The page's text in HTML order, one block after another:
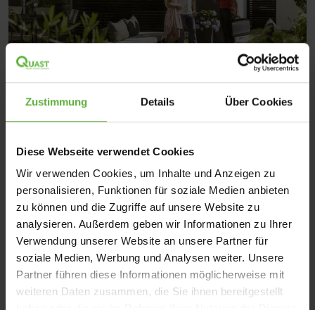
Zustimmung Details Über Cookies
Diese Webseite verwendet Cookies
Wir verwenden Cookies, um Inhalte und Anzeigen zu
personalisieren, Funktionen für soziale Medien anbieten
zu können und die Zugriffe auf unsere Website zu
analysieren. Außerdem geben wir Informationen zu Ihrer
Verwendung unserer Website an unsere Partner für
soziale Medien, Werbung und Analysen weiter. Unsere
Partner führen diese Informationen möglicherweise mit
weiteren Daten zusammen, die Sie ihnen bereitgestellt